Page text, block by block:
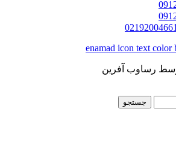
رساوب آفرین
جستجو